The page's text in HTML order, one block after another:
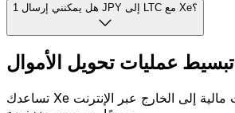
هل يمكنني إرسال 1 JPY إلى LTC مع Xe؟
تبسيط عمليات تحويل الأموال
تساعدك Xe على إرسال تحويلات مالية إلى الخارج عبر الإنترنت